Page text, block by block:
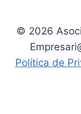
© 2026
Política de